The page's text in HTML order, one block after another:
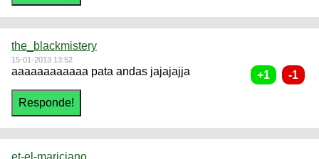
the_blackmistery
15-01-2013 13:52
aaaaaaaaaaaa pata andas jajajajja